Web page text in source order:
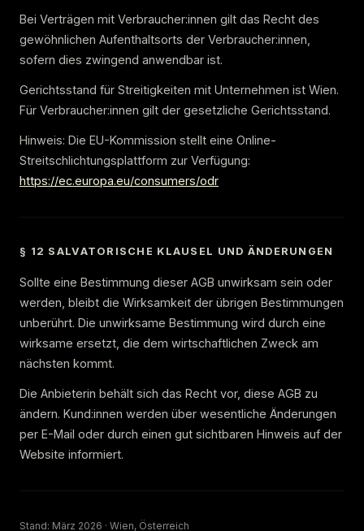
Bei Verträgen mit Verbraucher:innen gilt das Recht des
gewöhnlichen Aufenthaltsorts der Verbraucher:innen,
sofern dies zwingend anwendbar ist.
Gerichtsstand für Streitigkeiten mit Unternehmen ist Wien.
Für Verbraucher:innen gilt der gesetzliche Gerichtsstand.
Hinweis: Die EU-Kommission stellt eine Online-
Streitschlichtungsplattform zur Verfügung:
https://ec.europa.eu/consumers/odr
§ 12 SALVATORISCHE KLAUSEL UND ÄNDERUNGEN
Sollte eine Bestimmung dieser AGB unwirksam sein oder
werden, bleibt die Wirksamkeit der übrigen Bestimmungen
unberührt. Die unwirksame Bestimmung wird durch eine
wirksame ersetzt, die dem wirtschaftlichen Zweck am
nächsten kommt.
Die Anbieterin behält sich das Recht vor, diese AGB zu
ändern. Kund:innen werden über wesentliche Änderungen
per E-Mail oder durch einen gut sichtbaren Hinweis auf der
Website informiert.
Stand: März 2026 · Wien, Österreich